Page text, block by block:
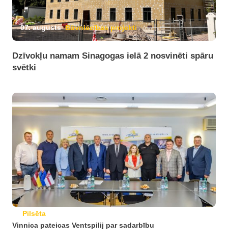
07. augusts Būvniecības projekti
Dzīvokļu namam Sinagogas ielā 2 nosvinēti spāru
svētki
Pilsēta
Vinnica pateicas Ventspilij par sadarbību